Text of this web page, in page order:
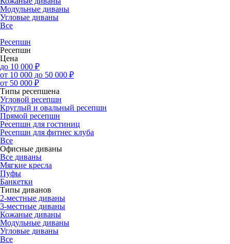
Модульные диваны
Угловые диваны
Все
Ресепшн
Ресепшн
Цена
до 10 000 ₽
от 10 000 до 50 000 ₽
от 50 000 ₽
Типы ресепшена
Угловой ресепшн
Круглый и овальный ресепшн
Прямой ресепшн
Ресепшн для гостиниц
Ресепшн для фитнес клуба
Все
Офисные диваны
Все диваны
Мягкие кресла
Пуфы
Банкетки
Типы диванов
2-местные диваны
3-местные диваны
Кожаные диваны
Модульные диваны
Угловые диваны
Все